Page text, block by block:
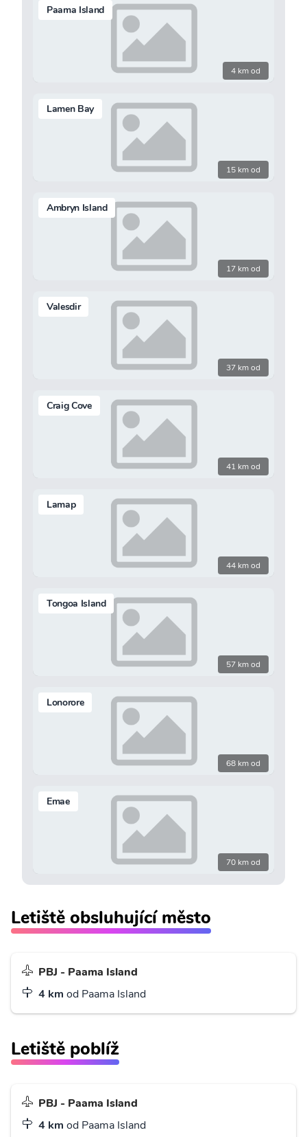
Paama Island
4 km od
Lamen Bay
15 km od
Ambryn Island
17 km od
Valesdir
37 km od
Craig Cove
41 km od
Lamap
44 km od
Tongoa Island
57 km od
Lonorore
68 km od
Emae
70 km od
Letiště obsluhující město
PBJ - Paama Island
4 km od Paama Island
Letiště poblíž
PBJ - Paama Island
4 km od Paama Island